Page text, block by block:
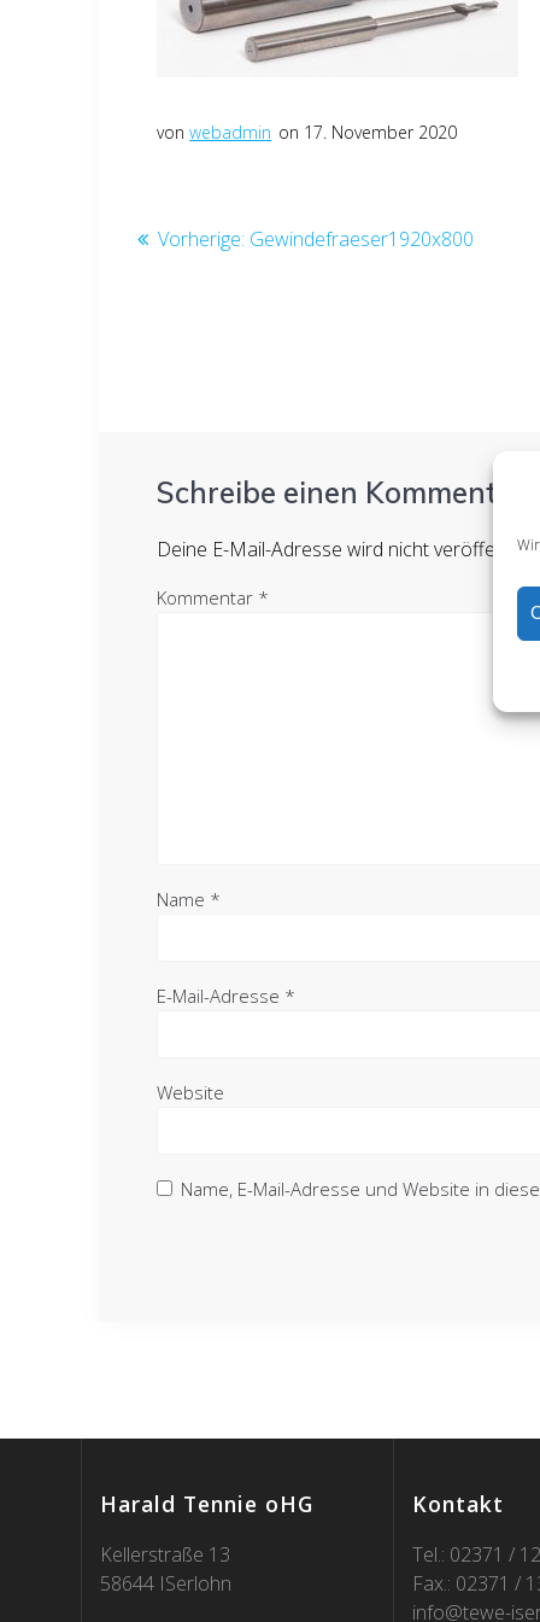
vonwebadmin on 17. November 2020
Beitragsnavigation
Vorherige: Vorheriger
Gewindefraeser1920x800
Schreibe einen Kommentar
Deine E-Mail-Adresse wird nicht
Kommentar *
Name *
E-Mail-Adresse *
Website
Name, E-Mail-Adresse und Website in
Harald Tennie oHG
Kellerstraße 13
58644 ISerlohn
Kontakt
Tel.: 02371 /
Fax.: 02371 /
info@tewe-